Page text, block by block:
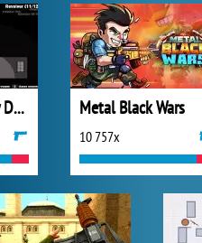
Zombies Took My Daughter Metal Black Wars
10 757x